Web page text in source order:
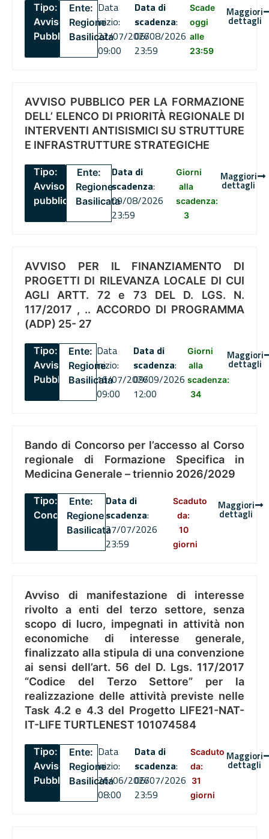
Tipo:
Avviso
Pubblico
Ente:
Regione
Basilicata
Data
inizio:
22/07/2026
09:00
Data di
scadenza:
06/08/2026
23:59
Scade
oggi
alle
23:59
Maggiori
dettagli
AVVISO PUBBLICO PER LA FORMAZIONE
DELL’ ELENCO DI PRIORITÀ REGIONALE DI
INTERVENTI ANTISISMICI SU STRUTTURE
E INFRASTRUTTURE STRATEGICHE
Tipo:
Avviso
pubblico
Ente:
Regione
Basilicata
Data di
scadenza:
09/08/2026
23:59
Giorni
alla
scadenza:
3
Maggiori
dettagli
AVVISO PER IL FINANZIAMENTO DI
PROGETTI DI RILEVANZA LOCALE DI CUI
AGLI ARTT. 72 e 73 DEL D. LGS. N.
117/2017 , .. ACCORDO DI PROGRAMMA
(ADP) 25- 27
Tipo:
Avviso
Pubblico
Ente:
Regione
Basilicata
Data
inizio:
16/07/2026
09:00
Data di
scadenza:
09/09/2026
12:00
Giorni
alla
scadenza:
34
Maggiori
dettagli
Bando di Concorso per l’accesso al Corso
regionale di Formazione Specifica in
Medicina Generale – triennio 2026/2029
Tipo:
Concorsi
Ente:
Regione
Basilicata
Data di
scadenza:
27/07/2026
23:59
Scaduto
da:
10
giorni
Maggiori
dettagli
Avviso di manifestazione di interesse
rivolto a enti del terzo settore, senza
scopo di lucro, impegnati in attività non
economiche di interesse generale,
finalizzato alla stipula di una convenzione
ai sensi dell’art. 56 del D. Lgs. 117/2017
“Codice del Terzo Settore” per la
realizzazione delle attività previste nelle
Task 4.2 e 4.3 del Progetto LIFE21-NAT-
IT-LIFE TURTLENEST 101074584
Tipo:
Avviso
Pubblico
Ente:
Regione
Basilicata
Data
inizio:
26/06/2026
08:00
Data di
scadenza:
06/07/2026
23:59
Scaduto
da:
31
giorni
Maggiori
dettagli